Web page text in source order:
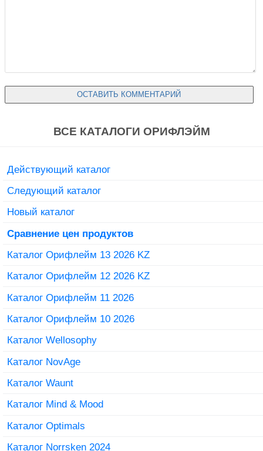
ВСЕ КАТАЛОГИ ОРИФЛЭЙМ
Действующий каталог
Следующий каталог
Новый каталог
Сравнение цен продуктов
Каталог Орифлейм 13 2026 KZ
Каталог Орифлейм 12 2026 KZ
Каталог Орифлейм 11 2026
Каталог Орифлейм 10 2026
Каталог Wellosophy
Каталог NovAge
Каталог Waunt
Каталог Mind & Mood
Каталог Optimals
Каталог Norrsken 2024